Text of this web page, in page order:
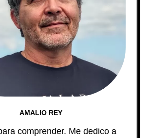
AMALIO REY
comprender. Me dedico a